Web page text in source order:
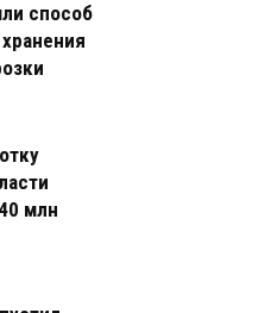
способ
млн